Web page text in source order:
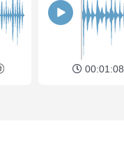
00:01:08